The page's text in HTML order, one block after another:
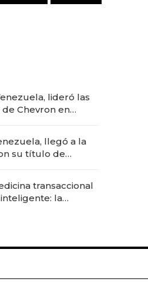
lideró las
Chevron en
llegó a la
su título de
premium"
transaccional
la